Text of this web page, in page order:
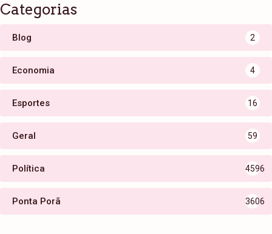
Categorias
Blog 2
Economia 4
Esportes 16
Geral 59
Política 4596
Ponta Porã 3606